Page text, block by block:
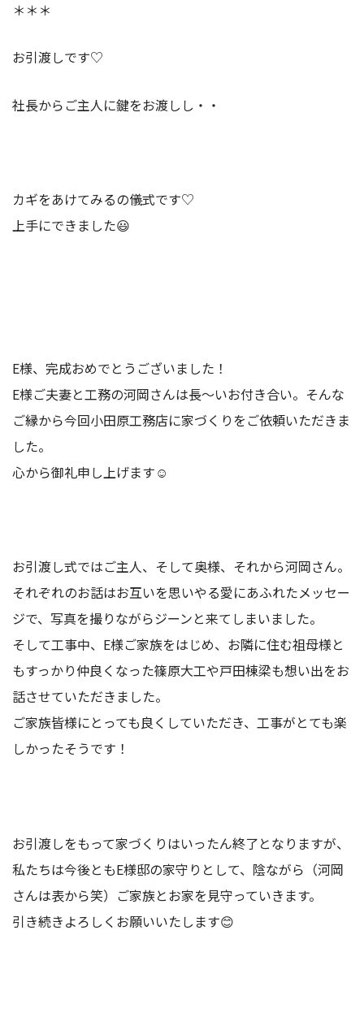
＊＊＊
お引渡しです♡
社長からご主人に鍵をお渡しし・・
カギをあけてみるの儀式です♡
上手にできました😃
E様、完成おめでとうございました！
E様ご夫妻と工務の河岡さんは長～いお付き合い。そんな
ご縁から今回小田原工務店に家づくりをご依頼いただきま
した。
心から御礼申し上げます☺️
お引渡し式ではご主人、そして奥様、それから河岡さん。
それぞれのお話はお互いを思いやる愛にあふれたメッセー
ジで、写真を撮りながらジーンと来てしまいました。
そして工事中、E様ご家族をはじめ、お隣に住む祖母様と
もすっかり仲良くなった篠原大工や戸田棟梁も想い出をお
話させていただきました。
ご家族皆様にとっても良くしていただき、工事がとても楽
しかったそうです！
お引渡しをもって家づくりはいったん終了となりますが、
私たちは今後ともE様邸の家守りとして、陰ながら（河岡
さんは表から笑）ご家族とお家を見守っていきます。
引き続きよろしくお願いいたします😊